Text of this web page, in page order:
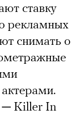
ставку
рекламных
снимать о
─ Killer In